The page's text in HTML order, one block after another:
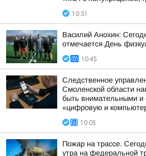
10:31
Василий Анохин:
отмечается День
10:45
Следственное
Смоленской области
быть внимательными и
«цифровую и
10:05
Пожар на трассе.
утра на федеральной